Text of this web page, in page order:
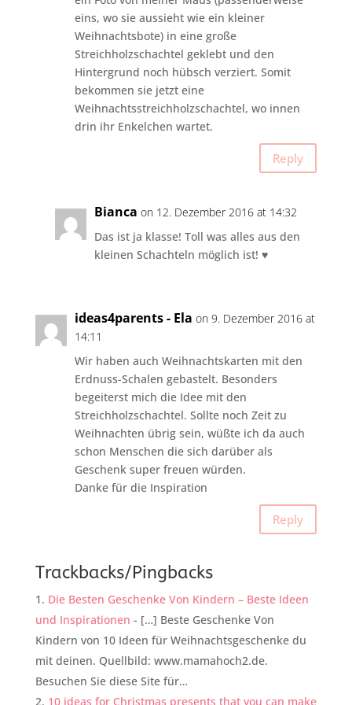
eins, wo sie aussieht wie ein kleiner
Weihnachtsbote) in eine große
Streichholzschachtel geklebt und den
Hintergrund noch hübsch verziert. Somit
bekommen sie jetzt eine
Weihnachtsstreichholzschachtel, wo innen
drin ihr Enkelchen wartet.
Reply
Bianca on 12. Dezember 2016 at 14:32
Das ist ja klasse! Toll was alles aus den
kleinen Schachteln möglich ist! ♥
ideas4parents - Ela on 9. Dezember 2016 at
14:11
Wir haben auch Weihnachtskarten mit den
Erdnuss-Schalen gebastelt. Besonders
begeiterst mich die Idee mit den
Streichholzschachtel. Sollte noch Zeit zu
Weihnachten übrig sein, wüßte ich da auch
schon Menschen die sich darüber als
Geschenk super freuen würden.
Danke für die Inspiration
Reply
Trackbacks/Pingbacks
Die Besten Geschenke Von Kindern – Beste Ideen
und Inspirationen - […] Beste Geschenke Von
Kindern von 10 Ideen für Weihnachtsgeschenke du
mit deinen. Quellbild: www.mamahoch2.de.
Besuchen Sie diese Site für…
10 ideas for Christmas presents that you can make